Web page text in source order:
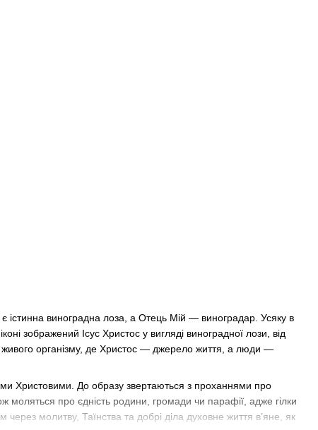
істинна виноградна лоза, а Отець Мій — виноградар. Усяку в
зображений Ісус Христос у вигляді виноградної лози, від
живого організму, де Христос — джерело життя, а люди —
Христовими. До образу звертаються з проханнями про
моляться про єдність родини, громади чи парафії, адже гілки
молитву, Таїнства та добрі діла духовне життя в’яне, як